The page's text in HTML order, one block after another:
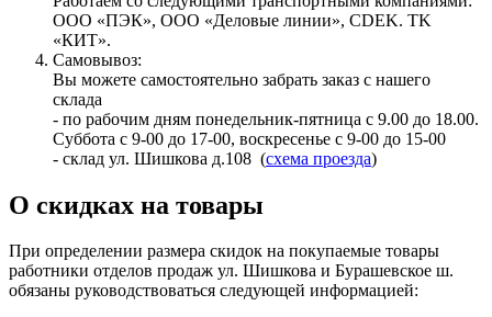
ООО «ПЭК», ООО «Деловые линии», CDEK. TK
«КИТ».
Самовывоз:
Вы можете самостоятельно забрать заказ с нашего
склада
- по рабочим дням понедельник-пятница с 9.00 до 18.00.
Суббота с 9-00 до 17-00, воскресенье с 9-00 до 15-00
- склад ул. Шишкова д.108 (схема проезда)
О скидках на товары
При определении размера скидок на покупаемые товары
работники отделов продаж ул. Шишкова и Бурашевское ш.
обязаны руководствоваться следующей информацией: